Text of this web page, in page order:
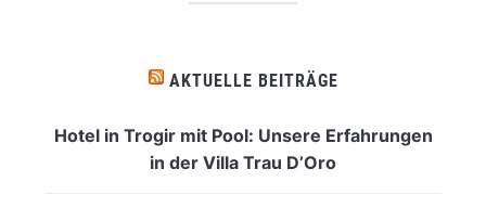
AKTUELLE BEITRÄGE
Hotel in Trogir mit Pool: Unsere Erfahrungen
in der Villa Trau D’Oro